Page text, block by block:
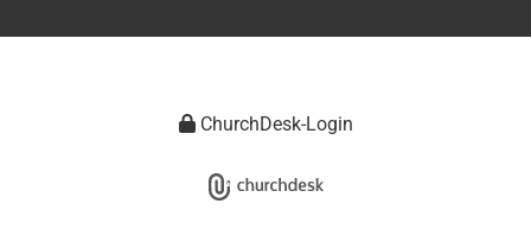
ChurchDesk-Login